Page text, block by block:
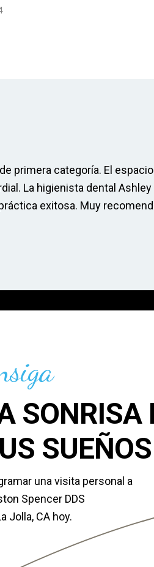
primera categoría. El
La higienista dental
exitosa. Muy
SONRISA
SUEÑOS
una visita personal a
Spencer DDS
Jolla, CA hoy.